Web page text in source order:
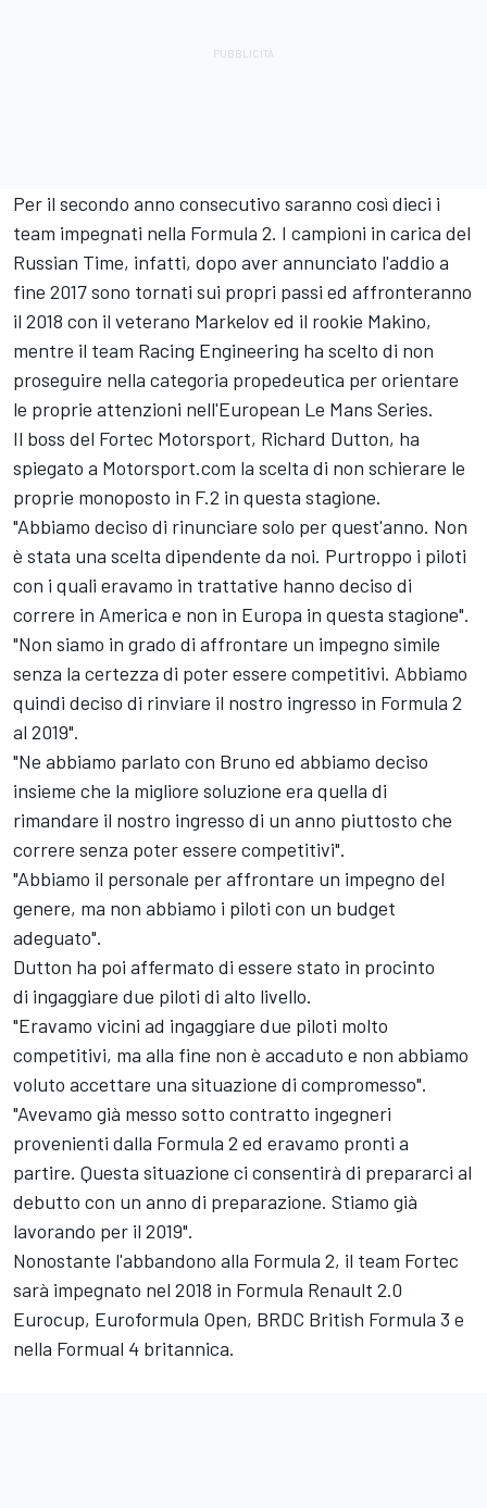
Per il secondo anno consecutivo saranno così dieci i
team impegnati nella Formula 2. I campioni in carica del
Russian Time, infatti, dopo aver annunciato l'addio a
fine 2017 sono tornati sui propri passi ed affronteranno
il 2018 con il veterano Markelov ed il rookie Makino,
mentre il team Racing Engineering ha scelto di non
proseguire nella categoria propedeutica per orientare
le proprie attenzioni nell'European Le Mans Series.
Il boss del Fortec Motorsport, Richard Dutton, ha
spiegato a Motorsport.com la scelta di non schierare le
proprie monoposto in F.2 in questa stagione.
"Abbiamo deciso di rinunciare solo per quest'anno. Non
è stata una scelta dipendente da noi. Purtroppo i piloti
con i quali eravamo in trattative hanno deciso di
correre in America e non in Europa in questa stagione".
"Non siamo in grado di affrontare un impegno simile
senza la certezza di poter essere competitivi. Abbiamo
quindi deciso di rinviare il nostro ingresso in Formula 2
al 2019".
"Ne abbiamo parlato con Bruno ed abbiamo deciso
insieme che la migliore soluzione era quella di
rimandare il nostro ingresso di un anno piuttosto che
correre senza poter essere competitivi".
"Abbiamo il personale per affrontare un impegno del
genere, ma non abbiamo i piloti con un budget
adeguato".
Dutton ha poi affermato di essere stato in procinto
di ingaggiare due piloti di alto livello.
"Eravamo vicini ad ingaggiare due piloti molto
competitivi, ma alla fine non è accaduto e non abbiamo
voluto accettare una situazione di compromesso".
"Avevamo già messo sotto contratto ingegneri
provenienti dalla Formula 2 ed eravamo pronti a
partire. Questa situazione ci consentirà di prepararci al
debutto con un anno di preparazione. Stiamo già
lavorando per il 2019".
Nonostante l'abbandono alla Formula 2, il team Fortec
sarà impegnato nel 2018 in Formula Renault 2.0
Eurocup, Euroformula Open, BRDC British Formula 3 e
nella Formual 4 britannica.